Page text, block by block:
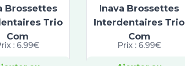
Brossettes
Trio
Com
: 6.99€
Inava Brossettes
Interdentaires Trio
Com
Prix : 6.99€